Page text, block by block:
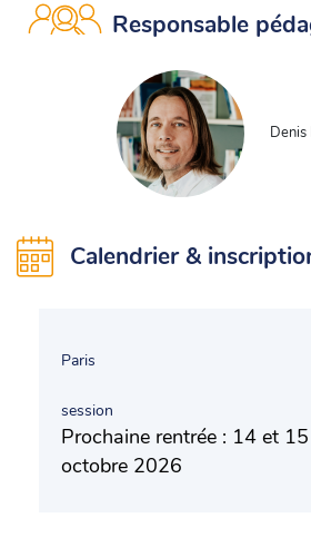
Responsable
Denis
Calendrier &
Paris
session
Prochaine rentrée : 14 et 15
octobre 2026